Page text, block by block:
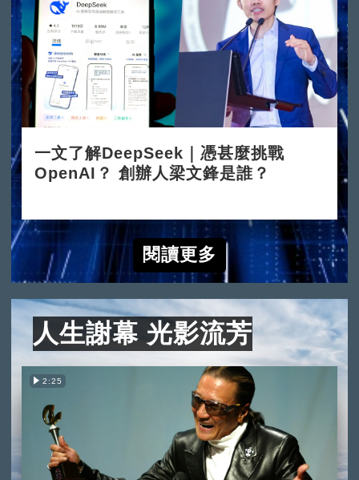
一文了解DeepSeek｜憑甚麼挑戰
OpenAI？ 創辦人梁文鋒是誰？
閱讀更多
人生謝幕 光影流芳
2:25